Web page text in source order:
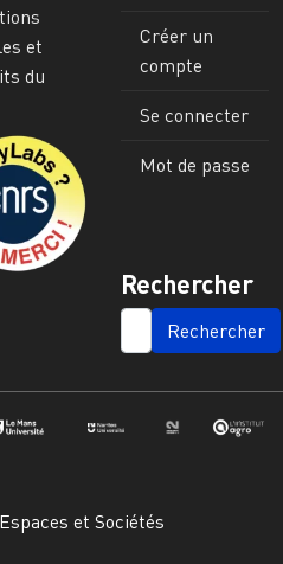
et
du
Créer un
compte
Se connecter
Mot de passe
Rechercher
SEARCH
et Sociétés